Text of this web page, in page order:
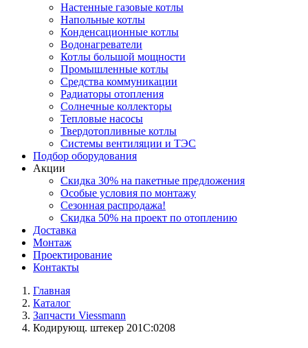
Настенные газовые котлы
Напольные котлы
Конденсационные котлы
Водонагреватели
Котлы большой мощности
Промышленные котлы
Средства коммуникации
Радиаторы отопления
Солнечные коллекторы
Тепловые насосы
Твердотопливные котлы
Системы вентиляции и ТЭС
Подбор оборудования
Акции
Скидка 30% на пакетные предложения
Особые условия по монтажу
Сезонная распродажа!
Скидка 50% на проект по отоплению
Доставка
Монтаж
Проектирование
Контакты
Главная
Каталог
Запчасти Viessmann
Кодирующ. штекер 201C:0208